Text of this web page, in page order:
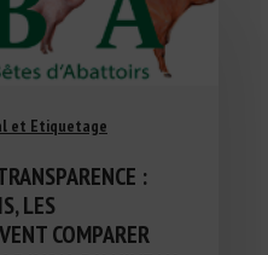
et Etiquetage
:
LES
COMPARER